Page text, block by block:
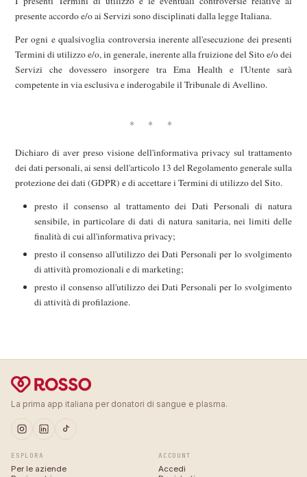
presente accordo e/o ai Servizi sono disciplinati dalla legge Italiana.
Per ogni e qualsivoglia controversia inerente all'esecuzione dei presenti
Termini di utilizzo e/o, in generale, inerente alla fruizione del Sito e/o dei
Servizi che dovessero insorgere tra Ema Health e l'Utente sarà
competente in via esclusiva e inderogabile il Tribunale di Avellino.
* * *
Dichiaro di aver preso visione dell'informativa privacy sul trattamento
dei dati personali, ai sensi dell'articolo 13 del Regolamento generale sulla
protezione dei dati (GDPR) e di accettare i Termini di utilizzo del Sito.
presto il consenso al trattamento dei Dati Personali di natura
sensibile, in particolare di dati di natura sanitaria, nei limiti delle
finalità di cui all'informativa privacy;
presto il consenso all'utilizzo dei Dati Personali per lo svolgimento
di attività promozionali e di marketing;
presto il consenso all'utilizzo dei Dati Personali per lo svolgimento
di attività di profilazione.
La prima app italiana per donatori di sangue e plasma.
ESPLORA
Per le aziende
ACCOUNT
Accedi